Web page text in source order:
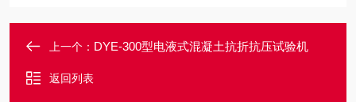
上一个： DYE-300型电液式混凝土抗折抗压试验机
返回列表